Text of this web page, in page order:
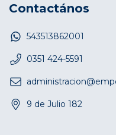
Contactános
543513862001
0351 424-5591
9 de Julio 182